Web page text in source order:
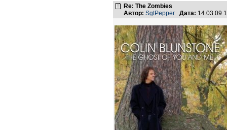
Re: The Zombies
Автор: SgtPepper Дата: 14.03.09